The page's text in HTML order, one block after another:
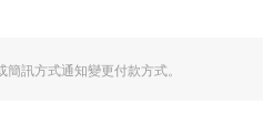
訊方式通知變更付款方式。